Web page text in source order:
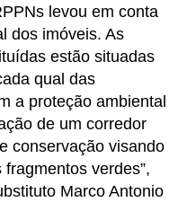
levou em conta
dos imóveis. As
estão situadas
qual das
a proteção ambiental
de um corredor
conservação visando
verdes”,
Marco Antonio